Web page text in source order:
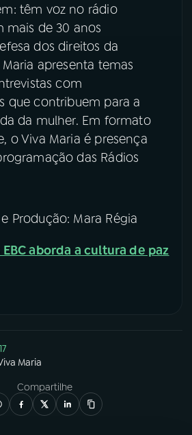
têm voz no rádio
mais de 30 anos
dos direitos da
apresenta temas
com
que contribuem para a
da mulher. Em formato
o Viva Maria é presença
das Rádios
Produção: Mara Régia
aborda a cultura de paz
Maria
Compartilhe